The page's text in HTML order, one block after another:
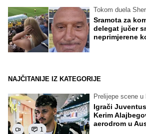
Tokom duela
Sramota za
delegat jučer
neprimjerene
NAJČITANIJE IZ KATEGORIJE
1
Prelijepe scene u
Igrači
Kerim
aerodrom u